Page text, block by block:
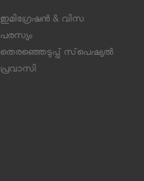
ഇമിഗ്രേഷന്‍ & വിസ
പരസ്യം
തെരഞ്ഞെടുപ്പ് സ്‌പെഷ്യല്‍
പ്രവാസി